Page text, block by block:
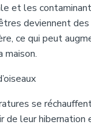
et les
deviennent
ce qui peut
maison.
se
de leur hibernation